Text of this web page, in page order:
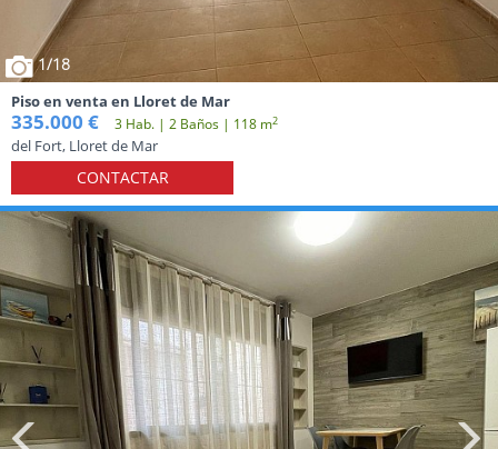
1/18
Piso en venta en Lloret de Mar
335.000 € 3 Hab. | 2 Baños | 118 m2
del Fort, Lloret de Mar
CONTACTAR